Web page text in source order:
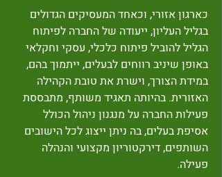
כארגון אזורי, וכאחד המעסיקים הגדולים
בגליל העליון, ייעודה של החברה לפיתוח
הגליל להוביל פיתוח כלכלי, עסקי וחקלאי
באופן שיניב רווחים לבעלים, ייתמוך בהם,
במידת הצורך, וישרת את טובת הקהילה
האזורית. בהיותה תאגיד משותף, מתבססת
פעילות החברה על מנגנון ניהול הכולל
אסיפת בעלים, בה ניתן ייצוג לכל הישובים
השותפים, דירקטוריון מקצועי והנהלה
פעילה.